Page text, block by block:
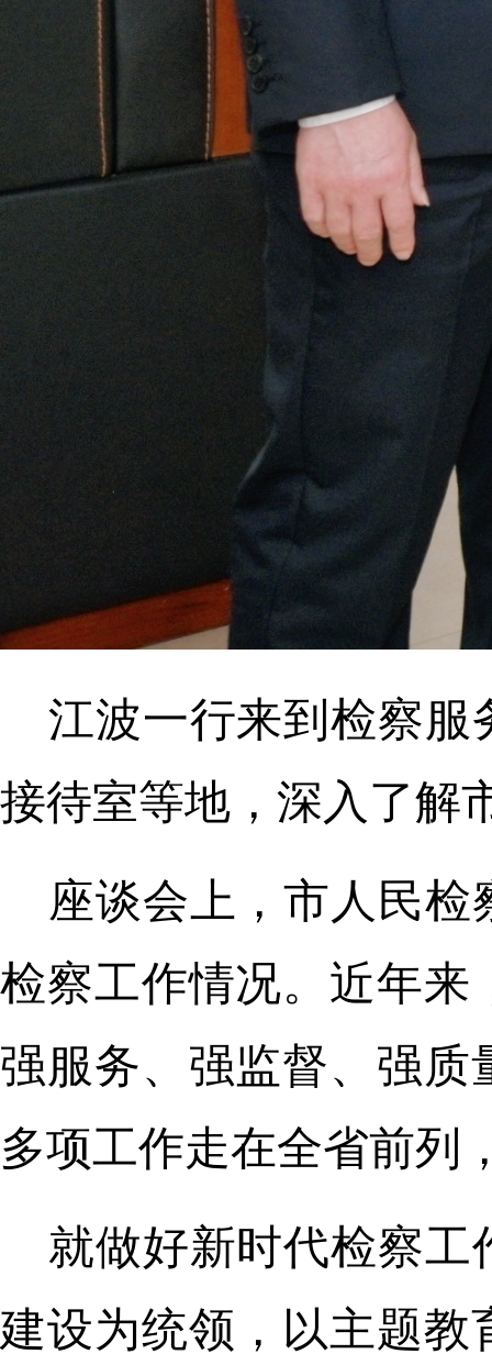
江波一行来到检察服
接待室等地，深入了解
座谈会上，市人民
检察工作情况。近年来
强服务、强监督、强
多项工作走在全省前列
就做好新时代检察工
建设为统领，以主题